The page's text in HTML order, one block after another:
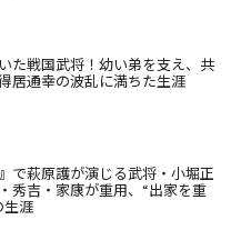
た戦国武将！幼い弟を支え、共
居通幸の波乱に満ちた生涯
で萩原護が演じる武将・小堀正
秀吉・家康が重用、“出家を重
生涯